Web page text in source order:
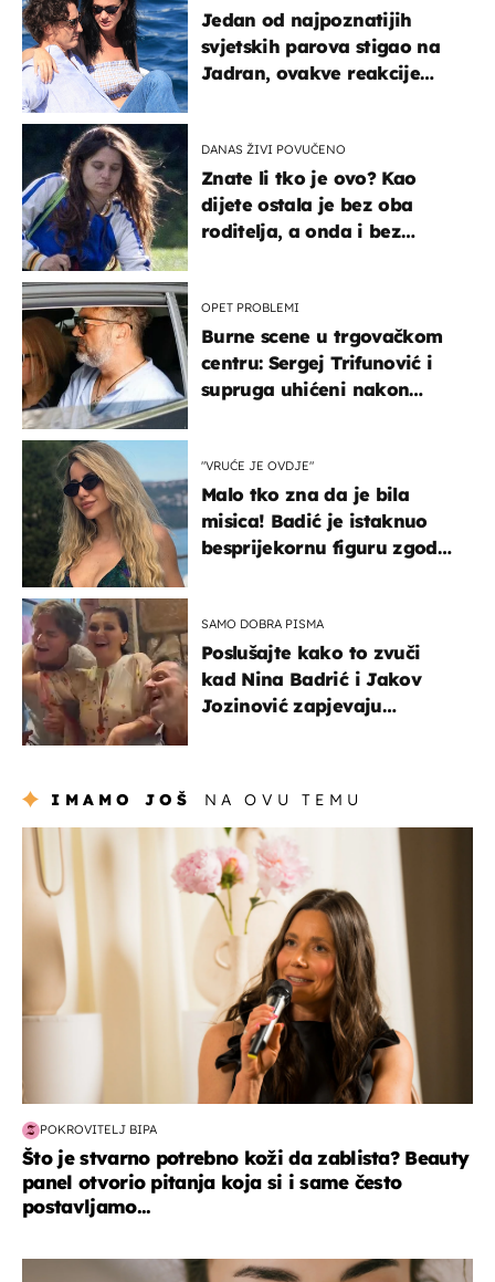
Jedan od najpoznatijih
svjetskih parova stigao na
Jadran, ovakve reakcije
DANAS ŽIVI POVUČENO
Znate li tko je ovo? Kao
dijete ostala je bez oba
roditelja, a onda i bez
OPET PROBLEMI
Burne scene u trgovačkom
centru: Sergej Trifunović i
supruga uhićeni nakon
"VRUĆE JE OVDJE"
Malo tko zna da je bila
misica! Badić je istaknuo
besprijekornu figuru zgodne
SAMO DOBRA PISMA
Poslušajte kako to zvuči
kad Nina Badrić i Jakov
Jozinović zapjevaju
IMAMO JOŠ NA OVU TEMU
moda & ljepota
POKROVITELJ BIPA
Što je stvarno potrebno koži da zablista? Beauty
panel otvorio pitanja koja si i same često
postavljamo...
moda & ljepota